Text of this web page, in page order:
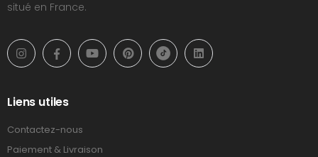
situé en France.
Liens utiles
Contactez-nous
Paiement & Livraison